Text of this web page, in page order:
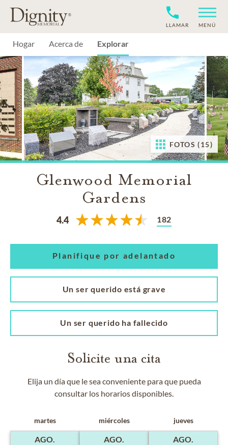
MENÚ
LLAMAR
Hogar Acerca de Explorar
FOTOS (15)
Glenwood Memorial
Gardens
4.4 182
Planifique por adelantado
Un ser querido está grave
Un ser querido ha fallecido
Solicite una cita
Elija un día que le sea conveniente para que pueda
consultar los horarios disponibles.
martes
AGO.
miércoles
AGO.
jueves
AGO.